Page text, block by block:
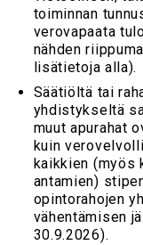
toiminnan
verovapaata
nähden
lisätietoja alla).
Säätiöltä tai
yhdistykseltä
muut apurahat
kuin
kaikkien (myös
antamien)
opintorahojen
vähentämisen
30.9.2026).